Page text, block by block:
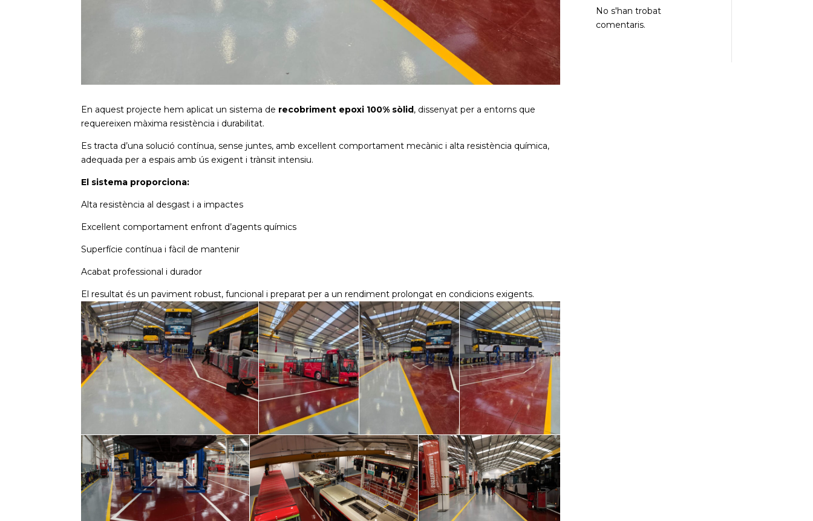
En aquest projecte hem aplicat un sistema de recobriment epoxi 100% sòlid, dissenyat per a entorns que
requereixen màxima resistència i durabilitat.
Es tracta d’una solució contínua, sense juntes, amb excel·lent comportament mecànic i alta resistència química,
adequada per a espais amb ús exigent i trànsit intensiu.
El sistema proporciona:
Alta resistència al desgast i a impactes
Excel·lent comportament enfront d’agents químics
Superfície contínua i fàcil de mantenir
Acabat professional i durador
El resultat és un paviment robust, funcional i preparat per a un rendiment prolongat en condicions exigents.
No s'han trobat
comentaris.